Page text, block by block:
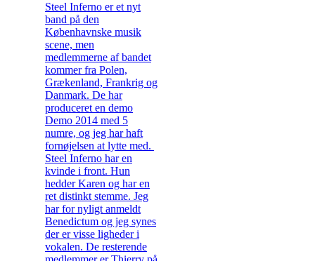
Steel Inferno er et nyt
band på den
Københavnske musik
scene, men
medlemmerne af bandet
kommer fra Polen,
Grækenland, Frankrig og
Danmark. De har
produceret en demo
Demo 2014 med 5
numre, og jeg har haft
fornøjelsen at lytte med.
Steel Inferno har en
kvinde i front. Hun
hedder Karen og har en
ret distinkt stemme. Jeg
har for nyligt anmeldt
Benedictum og jeg synes
der er visse ligheder i
vokalen. De resterende